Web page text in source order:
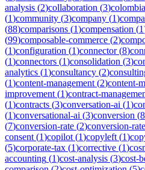
analysis (2)collaboration (3)colombia
(1)community (3)company (1)
(88)comparisons (1)compensation (1
(99)composable-commerce (2)
(1)configuration (1)connector(8)
(1)connectors (1)consolidation (3)
analytics (1)consultancy (2)
(1)content-management (2)content-
improvement (1)contract-
(1)contracts (3)conversation-ai (1)
(1)conversational-ai (3)conversion (8
(7)conversion-rate (2)conversion-
consent (1)copilot (1)copyleft (1)
(5)corporate-tax (1)corrective (1)
accounting (1)cost-analysis (3)cost-